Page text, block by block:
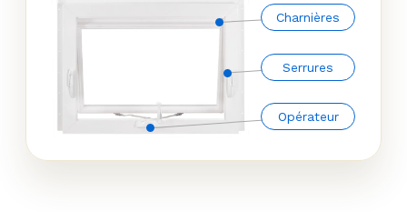
Charnières
Serrures
Opérateur